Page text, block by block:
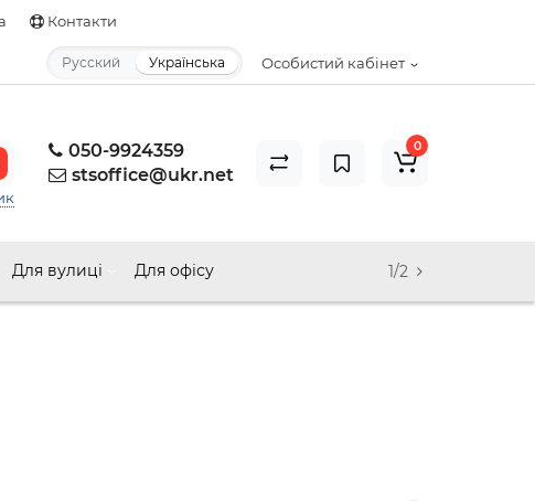
Контакти
Особистий кабінет
Русский Українська
050-9924359
stsoffice@ukr.net
0
Для вулиці Для офісу 1/2